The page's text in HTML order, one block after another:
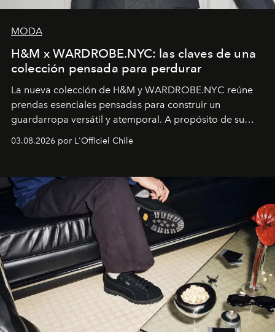
MODA
H&M x WARDROBE.NYC: las claves de una
colección pensada para perdurar
La nueva colección de H&M y WARDROBE.NYC reúne
prendas esenciales pensadas para construir un
guardarropa versátil y atemporal. A propósito de su
la asesora creativa y jefa de diseño global de la marca
y la filosofía detrás de la propuesta.
03.08.2026 por L'Officiel Chile